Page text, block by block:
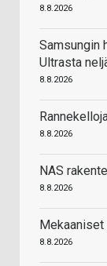
8.8.2026
Samsungin
Ultrasta
8.8.2026
8.8.2026
NAS
8.8.2026
8.8.2026